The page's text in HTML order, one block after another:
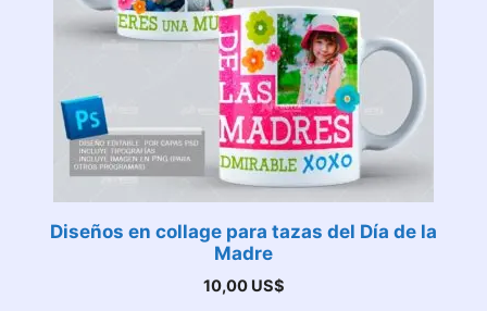
Diseños en collage para tazas del Día de la
Madre
10,00 US$